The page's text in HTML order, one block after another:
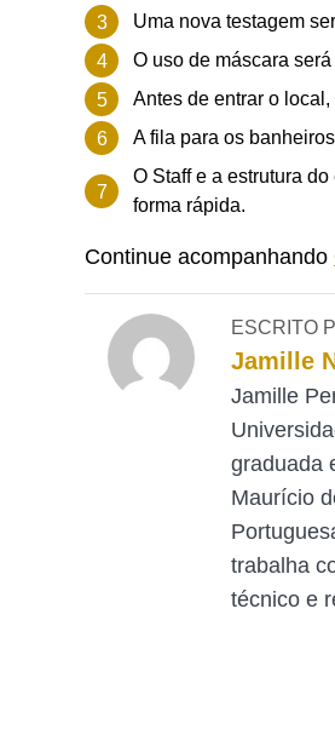
Uma nova testagem
O uso de máscara
Antes de entrar o
A fila para os
O Staff e a estrutura
forma rápida.
Continue acompanhando
ESCRITO
Jamille
Jamille
graduada
Maurício
trabalha
técnico e